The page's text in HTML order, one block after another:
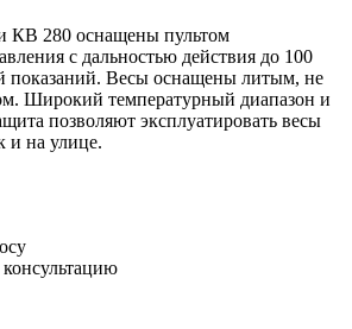
КВ 280 оснащены пультом
с дальностью действия до 100
показаний. Весы оснащены литым, не
Широкий температурный диапазон и
позволяют эксплуатировать весы
и на улице.
консультацию